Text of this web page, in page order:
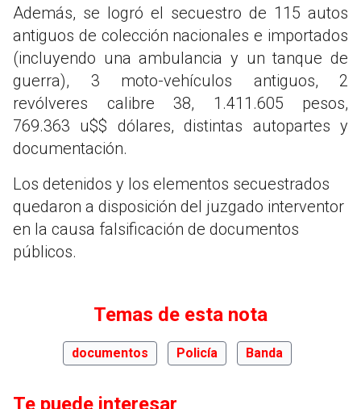
Además, se logró el secuestro de 115 autos
antiguos de colección nacionales e importados
(incluyendo una ambulancia y un tanque de
guerra), 3 moto-vehículos antiguos, 2
revólveres calibre 38, 1.411.605 pesos,
769.363 u$$ dólares, distintas autopartes y
documentación.
Los detenidos y los elementos secuestrados
quedaron a disposición del juzgado interventor
en la causa falsificación de documentos
públicos.
Temas de esta nota
documentos Policía Banda
Te puede interesar